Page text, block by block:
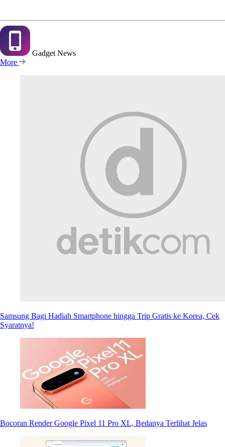
Gadget News
More
Samsung Bagi Hadiah Smartphone hingga Trip Gratis ke Korea, Cek
Syaratnya!
Bocoran Render Google Pixel 11 Pro XL, Bedanya Terlihat Jelas